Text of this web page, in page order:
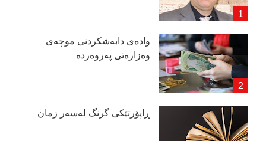
وادەی دابەشكردنی موچەی
وەزارەتی پەروەردە
ڕاپۆرتێكی گرنگ لەسەر زمان